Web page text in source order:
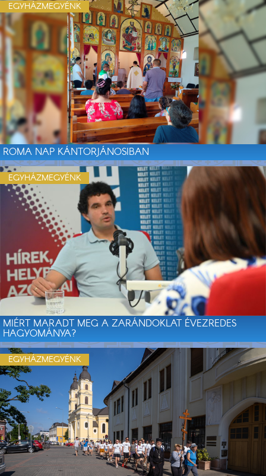
ROMA NAP KÁNTORJÁNOSIBAN
EGYHÁZMEGYÉNK
MIÉRT MARADT MEG A ZARÁNDOKLAT ÉVEZREDES
HAGYOMÁNYA?
EGYHÁZMEGYÉNK
EGYHÁZMEGYÉNK